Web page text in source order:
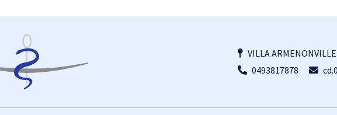
VILLA
0493817878